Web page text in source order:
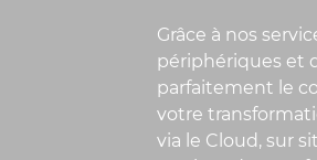
Grâce à nos
périphériques et
parfaitement le
votre
via le Cloud, sur